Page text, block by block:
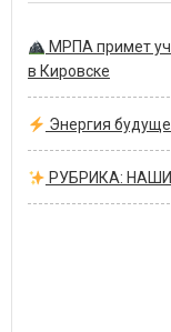
МРПА примет
в Кировске
Энергия
РУБРИКА: